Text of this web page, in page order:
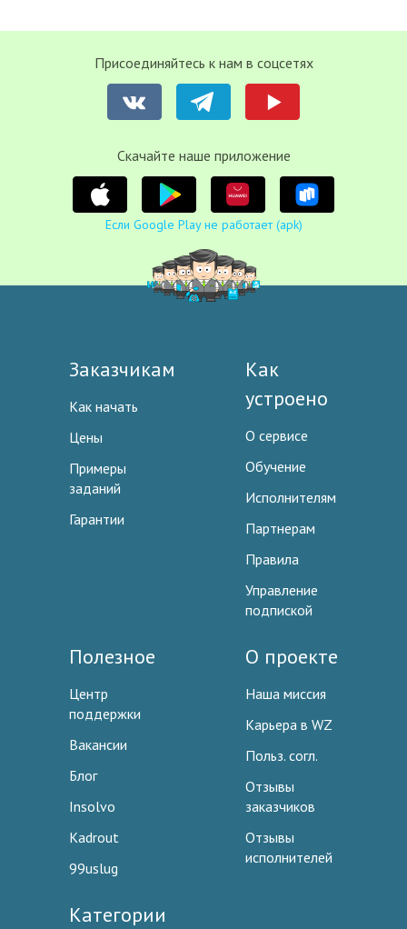
Присоединяйтесь к нам в соцсетях
Cкачайте наше приложение
Если Google Play не работает (apk)
Заказчикам
Как начать
Цены
Примеры
заданий
Гарантии
Как
устроено
О сервисе
Обучение
Исполнителям
Партнерам
Правила
Управление
подпиской
Полезное
Центр
поддержки
Вакансии
Блог
Insolvo
Kadrout
99uslug
О проекте
Наша миссия
Карьера в WZ
Польз. согл.
Отзывы
заказчиков
Отзывы
исполнителей
Категории